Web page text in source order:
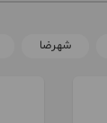
شهرضا